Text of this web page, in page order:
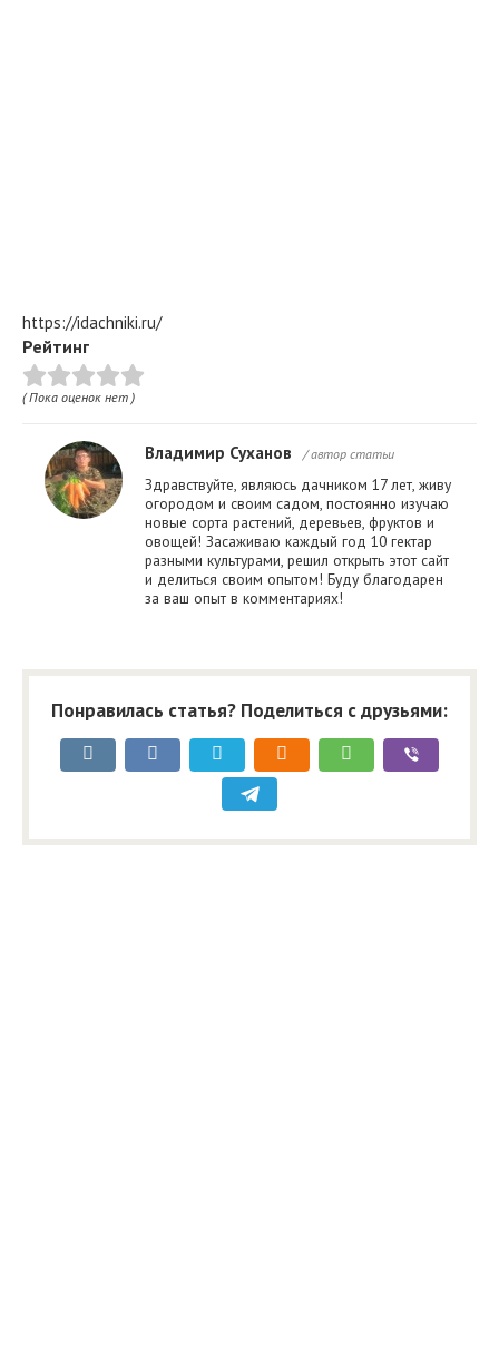
https://idachniki.ru/
Рейтинг
( Пока оценок нет )
Владимир Суханов / автор статьи
Здравствуйте, являюсь дачником 17 лет, живу
огородом и своим садом, постоянно изучаю
новые сорта растений, деревьев, фруктов и
овощей! Засаживаю каждый год 10 гектар
разными культурами, решил открыть этот сайт
и делиться своим опытом! Буду благодарен
за ваш опыт в комментариях!
Понравилась статья? Поделиться с друзьями: